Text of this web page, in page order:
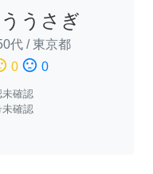
うさぎ
代 /東京都
0 sentiment_dissatisfied 0
未確認
未確認